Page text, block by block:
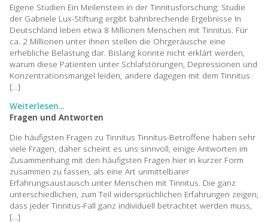
Eigene Studien Ein Meilenstein in der Tinnitusforschung: Studie
der Gabriele Lux-Stiftung ergibt bahnbrechende Ergebnisse In
Deutschland leben etwa 8 Millionen Menschen mit Tinnitus. Für
ca. 2 Millionen unter ihnen stellen die Ohrgeräusche eine
erhebliche Belastung dar. Bislang konnte nicht erklärt werden,
warum diese Patienten unter Schlafstörungen, Depressionen und
Konzentrationsmangel leiden, andere dagegen mit dem Tinnitus
[…]
Weiterlesen...
Fragen und Antworten
Die häufigsten Fragen zu Tinnitus Tinnitus-Betroffene haben sehr
viele Fragen, daher scheint es uns sinnvoll, einige Antworten im
Zusammenhang mit den häufigsten Fragen hier in kurzer Form
zusammen zu fassen, als eine Art unmittelbarer
Erfahrungsaustausch unter Menschen mit Tinnitus. Die ganz
unterschiedlichen, zum Teil widersprüchlichen Erfahrungen zeigen,
dass jeder Tinnitus-Fall ganz individuell betrachtet werden muss,
[…]